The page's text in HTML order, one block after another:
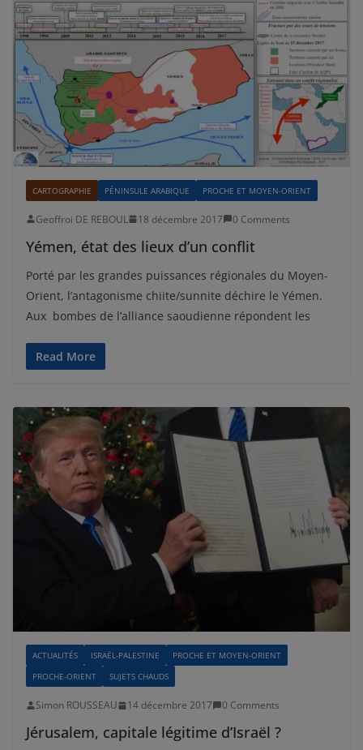
CARTOGRAPHIE PÉNINSULE ARABIQUE PROCHE ET MOYEN-ORIENT
Geoffroi DE REBOUL 18 décembre 2017 0 Comments
Yémen, état des lieux d’un conflit
Porté par les grandes puissances régionales du Moyen-
Orient, l’antagonisme chiite/sunnite déchire le Yémen.
Aux bombes de l’alliance saoudienne répondent les
Read More
ACTUALITÉS ISRAËL-PALESTINE
PROCHE ET MOYEN-ORIENT
PROCHE-ORIENT
SUJETS CHAUDS
Simon ROUSSEAU 14 décembre 2017 0 Comments
Jérusalem, capitale légitime d’Israël ?